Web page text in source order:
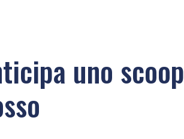
uno scoop